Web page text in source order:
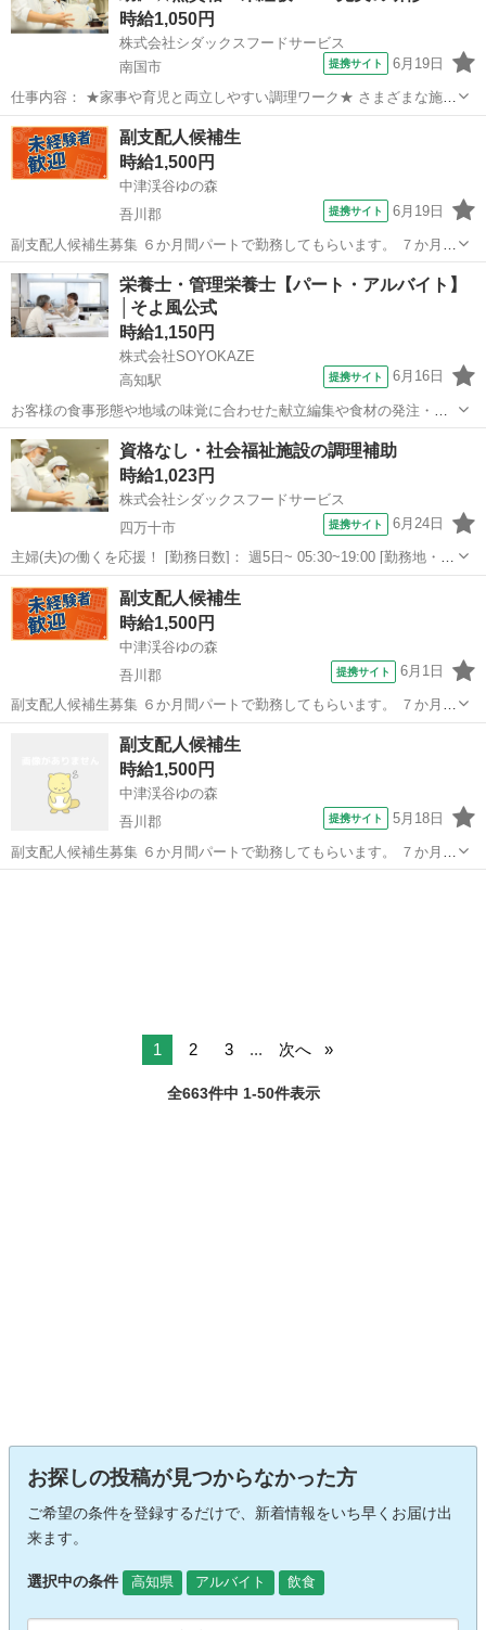
時給1,050円
株式会社シダックスフードサービス
南国市
提携サイト 6月19日
仕事内容： ★家事や育児と両立しやすい調理ワーク★ さまざまな施設
の食を支える 『シダックスフードサービス』では、 家事や育児と両立
しながら働く 20～40代しゅふスタッフが多数活躍中！ ご家庭での調
理経験があれば、 未...
高知 南国市 キッチン
副支配人候補生
時給1,500円
中津渓谷ゆの森
吾川郡
提携サイト 6月19日
副支配人候補生募集 ６か月間パートで勤務してもらいます。 ７か月目
から月給となります。 順調にいけば、将来支配人をお願いするように
なります。 やる気のある方、是非応募下さい。 各種保険あり。 通勤
費支給 1Kmにつき９円/日...
高知 吾川郡 レストラン
栄養士・管理栄養士【パート・アルバイト】
│そよ風公式
時給1,150円
株式会社SOYOKAZE
高知駅
提携サイト 6月16日
お客様の食事形態や地域の味覚に合わせた献立編集や食材の発注・在
庫管理、帳票作成、食材費の管理などを担当。 調理補助や配膳・下
膳、厨房の衛生管理にも携わり、イベント食や行事メニューの企画に
も関われます。 ※介護業務と兼務の可能...
高知 高知市 高知駅 その他
資格なし・社会福祉施設の調理補助
時給1,023円
株式会社シダックスフードサービス
四万十市
提携サイト 6月24日
主婦(夫)の働くを応援！ [勤務日数]： 週5日~ 05:30~19:00 [勤務地・最
寄駅]： 高知県四万十市中村右山２０４１－１８ 特別養護老人ホー
ム 夢の丘 内厨房 《シダックスフードサービス株式会社》 中村駅
徒...
高知 四万十市 その他
副支配人候補生
時給1,500円
中津渓谷ゆの森
吾川郡
提携サイト 6月1日
副支配人候補生募集 ６か月間パートで勤務してもらいます。 ７か月目
から月給となります。 順調にいけば、将来支配人をお願いするように
なります。 やる気のある方、是非応募下さい。 各種保険あり。 通勤
費支給 1Kmにつき９円/日...
吾川郡 レストラン
副支配人候補生
時給1,500円
中津渓谷ゆの森
吾川郡
提携サイト 5月18日
副支配人候補生募集 ６か月間パートで勤務してもらいます。 ７か月目
から月給となります。 順調にいけば、将来支配人をお願いするように
1 2 3 ... 次へ
全663件中 1-50件表示
お探しの投稿が見つからなかった方
ご希望の条件を登録するだけで、新着情報をいち早くお届け出
来ます。
選択中の条件 高知県 アルバイト 飲食